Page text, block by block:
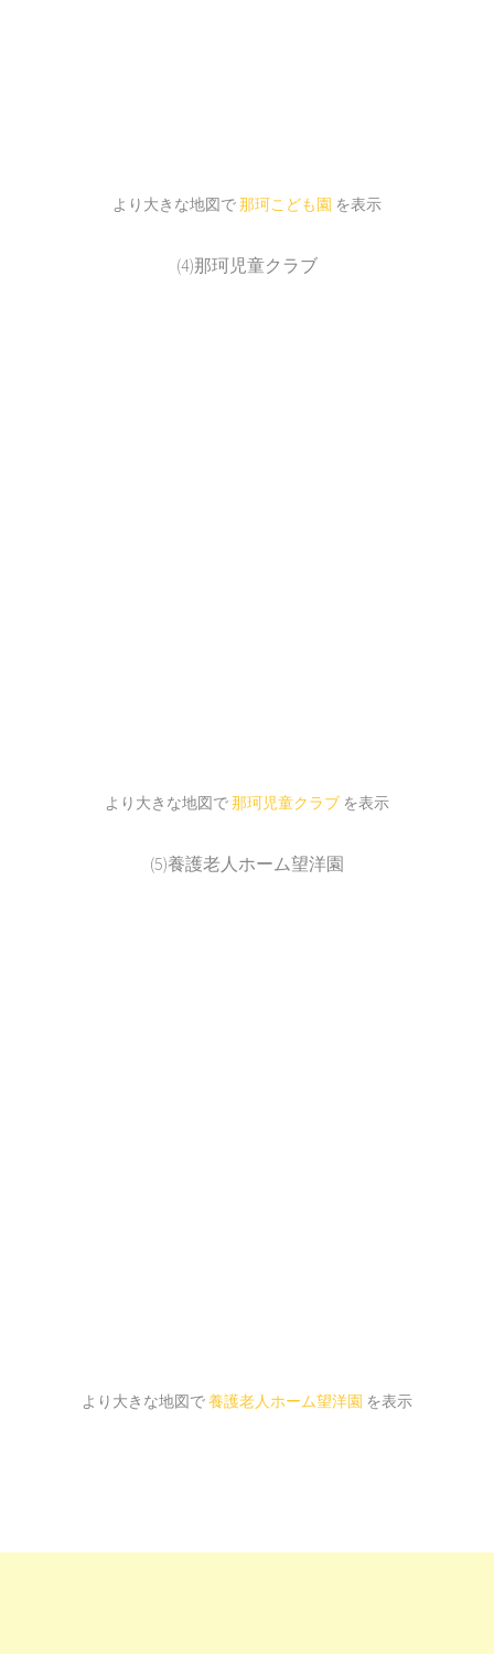
より大きな地図で那珂こども園 を表示
(4)那珂児童クラブ
より大きな地図で那珂児童クラブ を表示
(5)養護老人ホーム望洋園
より大きな地図で養護老人ホーム望洋園 を表示